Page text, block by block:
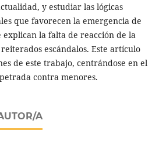
y estudiar las lógicas
que favorecen la emergencia de
explican la falta de reacción de la
escándalos. Este artículo
de este trabajo, centrándose en el
contra menores.
A